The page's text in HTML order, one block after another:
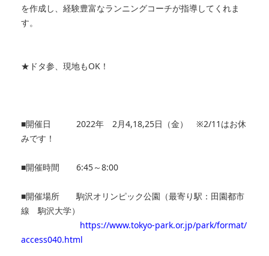
を作成し、経験豊富なランニングコーチが指導してくれま
す。
★ドタ参、現地もOK！
■開催日 2022年 2月4,18,25日（金） ※2/11はお休
みです！
■開催時間 6:45～8:00
■開催場所 駒沢オリンピック公園（最寄り駅：田園都市
線 駒沢大学）
https://www.tokyo-park.or.jp/park/format/
access040.html